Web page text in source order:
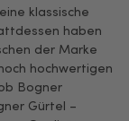
klassische
haben
der Marke
hochwertigen
Bogner
Gürtel –